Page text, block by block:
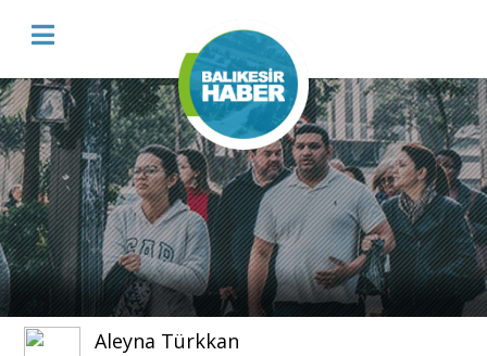
Aleyna Türkkan